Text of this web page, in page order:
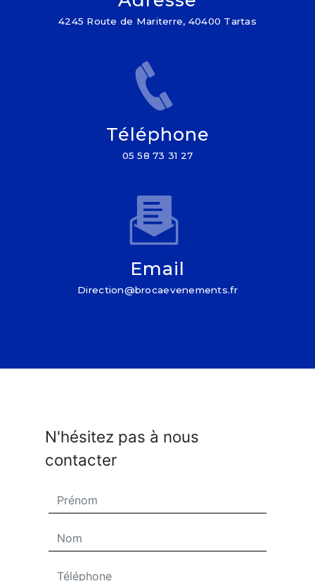
4245 Route de Mariterre, 40400 Tartas
Téléphone
05 58 73 31 27
Email
direction@brocaevenements.fr
N'hésitez pas à nous
contacter